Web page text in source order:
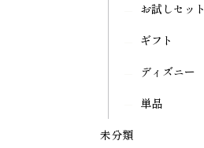
お試しセット
ギフト
ディズニー
単品
未分類